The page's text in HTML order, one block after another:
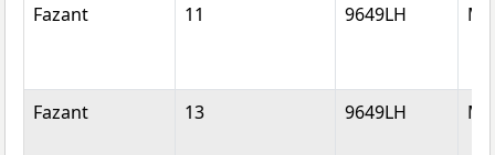
Fazant 11 9649LH
Fazant 13 9649LH